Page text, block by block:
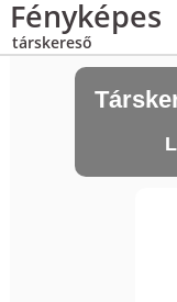
Fényképes
társkereső